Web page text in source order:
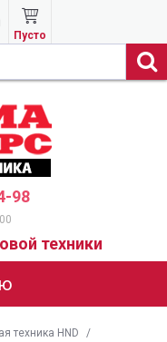
Пусто
98
техники
техника HND
/